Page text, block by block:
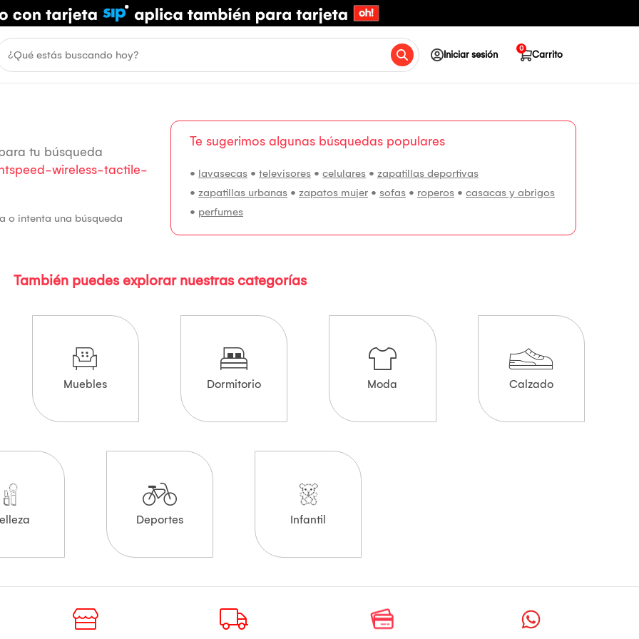
Iniciar sesión Carrito
0
tu búsqueda
wireless-tactile-
o intenta una búsqueda
Te sugerimos algunas búsquedas populares
• lavasecas • televisores • celulares • zapatillas deportivas
• zapatillas urbanas • zapatos mujer • sofas • roperos • casacas y abrigos
• perfumes
También puedes explorar nuestras categorías
Muebles Dormitorio Moda Calzado
Deportes Infantil